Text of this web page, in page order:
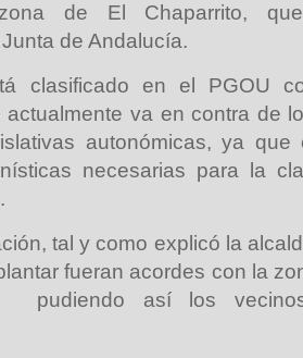
de El Chaparrito,
de Andalucía.
clasificado en el PGOU
actualmente va en contra de
autonómicas, ya
necesarias para la
tal y como explicó la
fueran acordes con la
pudiendo así los